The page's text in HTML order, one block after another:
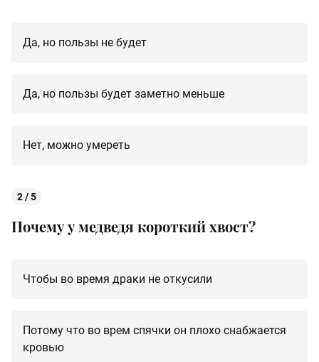
Да, но пользы не будет
Да, но пользы будет заметно меньше
Нет, можно умереть
2 / 5
Почему у медведя короткий хвост?
Чтобы во время драки не откусили
Потому что во врем спячки он плохо снабжается
кровью